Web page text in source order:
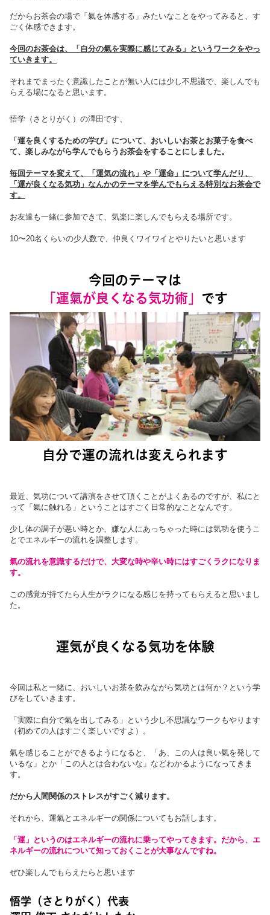
だからお茶会の場で「氣を体感する」みたいなことをやってみると、す
ごく体感できます。
今回のお茶会は、「自分の氣を実際に感じてみる」というワークをやっ
ていきます。
それまでまったく意識したことが無い人には少し不思議で、楽しんでも
らえる場になると思います。
悟学（さとりがく）の澤田です、
「運を良くするための学び」について、おいしいお茶とお菓子を食べ
て、楽しみながら学んでもらうお茶会をすることにしました。
毎回テーマを変えて、「運気の流れ」や「運命」について学んだり、
「運が良くなる気功」なんかのテーマを学んでもらえる特別なお茶会で
す。
お友達も一緒に参加できて、気楽に楽しんでもらえる場所です。
10〜20名くらいの少人数で、仲良くワイワイとやりたいと思います
今回のテーマは
「運氣が良くなる気功術」 です
自分で運の流れは変えられます
最近、気功について講演をさせて頂くことがよくあるのですが、私にと
って「氣に触れる」ということはすごく日常的なことなんです。
少し体の調子が悪い時とか、嫌な人にあっちゃった時には気功を使うこ
とでエネルギーの流れを調整します。
氣の流れを意識するだけで、大変な時や辛い時にはすごくラクになりま
す。
この感覚が持てたら人生がラクになる感じを持ってもらえると思いまし
た。
運気が良くなる気功を体験
今回は私と一緒に、おいしいお茶を飲みながら気功とは何か？という学
びをしていきます。
「実際に自分で氣を出してみる」という少し不思議なワークもやります
（初めての人はすごく楽しいですよ）。
氣を感じることができるようになると、「あ、この人は良い氣を発して
いるな」とか「この人とは合わないな」などわかるようになってきま
す。
だから人間関係のストレスがすごく減ります。
それから、運氣とエネルギーの関係についてもお話します。
「運」というのはエネルギーの流れに乗ってやってきます。だから、エ
ネルギーの流れについて知っておくことが大事なんですね。
ぜひ楽しんでもらえたらと思います
悟学（さとりがく）代表